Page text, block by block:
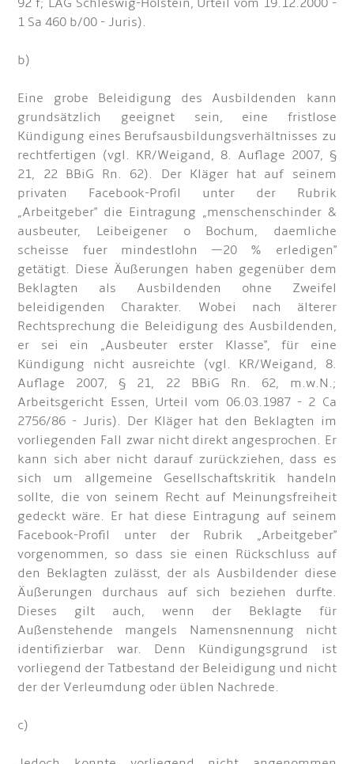
92 f; LAG Schleswig-Holstein, Urteil vom 19.12.2000 -
1 Sa 460 b/00 - Juris).
b)
Eine grobe Beleidigung des Ausbildenden kann
grundsätzlich geeignet sein, eine fristlose
Kündigung eines Berufsausbildungsverhältnisses zu
rechtfertigen (vgl. KR/Weigand, 8. Auflage 2007, §
21, 22 BBiG Rn. 62). Der Kläger hat auf seinem
privaten Facebook-Profil unter der Rubrik
„Arbeitgeber" die Eintragung „menschenschinder &
ausbeuter, Leibeigener o Bochum, daemliche
scheisse fuer mindestlohn —20 % erledigen"
getätigt. Diese Äußerungen haben gegenüber dem
Beklagten als Ausbildenden ohne Zweifel
beleidigenden Charakter. Wobei nach älterer
Rechtsprechung die Beleidigung des Ausbildenden,
er sei ein „Ausbeuter erster Klasse", für eine
Kündigung nicht ausreichte (vgl. KR/Weigand, 8.
Auflage 2007, § 21, 22 BBiG Rn. 62, m.w.N.;
Arbeitsgericht Essen, Urteil vom 06.03.1987 - 2 Ca
2756/86 - Juris). Der Kläger hat den Beklagten im
vorliegenden Fall zwar nicht direkt angesprochen. Er
kann sich aber nicht darauf zurückziehen, dass es
sich um allgemeine Gesellschaftskritik handeln
sollte, die von seinem Recht auf Meinungsfreiheit
gedeckt wäre. Er hat diese Eintragung auf seinem
Facebook-Profil unter der Rubrik „Arbeitgeber"
vorgenommen, so dass sie einen Rückschluss auf
den Beklagten zulässt, der als Ausbildender diese
Äußerungen durchaus auf sich beziehen durfte.
Dieses gilt auch, wenn der Beklagte für
Außenstehende mangels Namensnennung nicht
identifizierbar war. Denn Kündigungsgrund ist
vorliegend der Tatbestand der Beleidigung und nicht
der der Verleumdung oder üblen Nachrede.
c)